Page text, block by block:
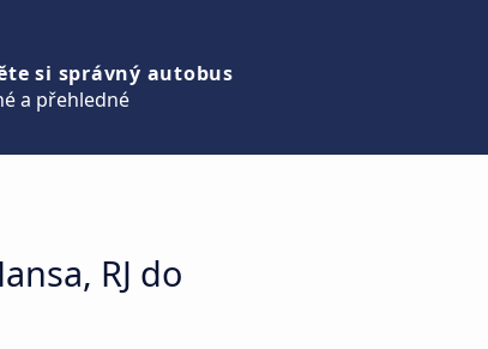
si správný autobus
a přehledné
RJ do